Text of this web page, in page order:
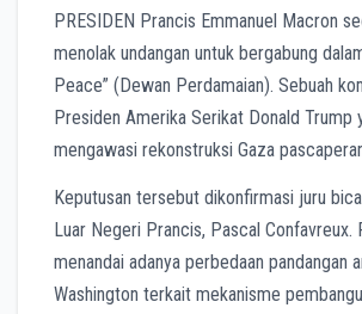
PRESIDEN Prancis Emmanuel Macron
menolak undangan untuk bergabung
Peace” (Dewan Perdamaian). Sebuah
Presiden Amerika Serikat Donald Trump
mengawasi rekonstruksi Gaza
Keputusan tersebut dikonfirmasi juru
Luar Negeri Prancis, Pascal Confavreux.
menandai adanya perbedaan pandangan
Washington terkait mekanisme